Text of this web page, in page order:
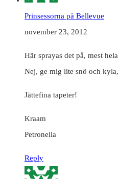
Prinsessorna på Bellevue
november 23, 2012
Här sprayas det på, mest
Nej, ge mig lite snö och
Jättefina tapeter!
Kraam
Petronella
Reply